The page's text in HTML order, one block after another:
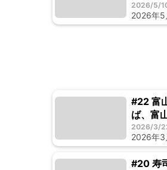
2026/5/
2026年5
#22 富
ば、富
2026/3/
2026年3
#20 寿